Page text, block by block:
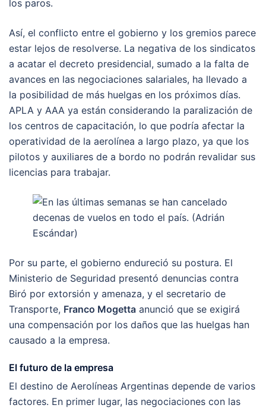
los paros.
Así, el conflicto entre el gobierno y los gremios parece
estar lejos de resolverse. La negativa de los sindicatos
a acatar el decreto presidencial, sumado a la falta de
avances en las negociaciones salariales, ha llevado a
la posibilidad de más huelgas en los próximos días.
APLA y AAA ya están considerando la paralización de
los centros de capacitación, lo que podría afectar la
operatividad de la aerolínea a largo plazo, ya que los
pilotos y auxiliares de a bordo no podrán revalidar sus
licencias para trabajar.
Por su parte, el gobierno endureció su postura. El
Ministerio de Seguridad presentó denuncias contra
Biró por extorsión y amenaza, y el secretario de
Transporte, Franco Mogetta anunció que se exigirá
una compensación por los daños que las huelgas han
causado a la empresa.
El futuro de la empresa
El destino de Aerolíneas Argentinas depende de varios
factores. En primer lugar, las negociaciones con las